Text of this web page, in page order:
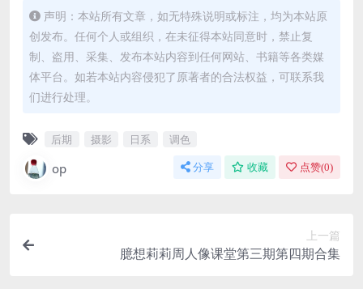
声明：本站所有文章，如无特殊说明或标注，均为本站原
创发布。任何个人或组织，在未征得本站同意时，禁止复
制、盗用、采集、发布本站内容到任何网站、书籍等各类媒
体平台。如若本站内容侵犯了原著者的合法权益，可联系我
们进行处理。
后期 摄影 日系 调色
op 分享 收藏 点赞(0)
上一篇
臆想莉莉周人像课堂第三期第四期合集